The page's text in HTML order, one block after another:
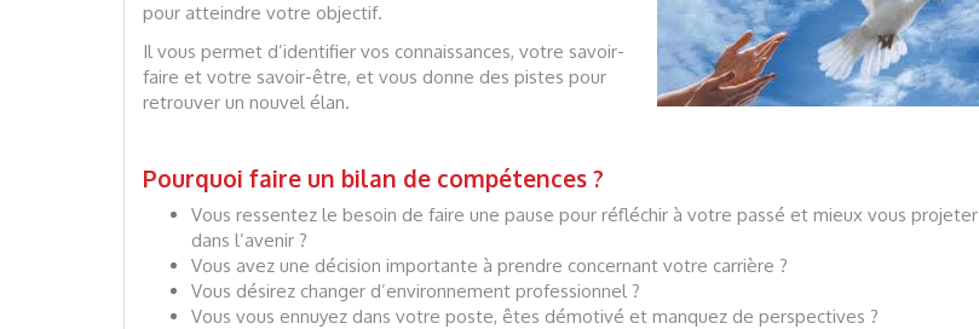
pour atteindre votre objectif.
Il vous permet d’identifier vos connaissances, votre savoir-
faire et votre savoir-être, et vous donne des pistes pour
retrouver un nouvel élan.
Pourquoi faire un bilan de compétences ?
Vous ressentez le besoin de faire une pause pour réfléchir à votre passé et mieux vous projeter
dans l’avenir ?
Vous avez une décision importante à prendre concernant votre carrière ?
Vous désirez changer d’environnement professionnel ?
Vous vous ennuyez dans votre poste, êtes démotivé et manquez de perspectives ?